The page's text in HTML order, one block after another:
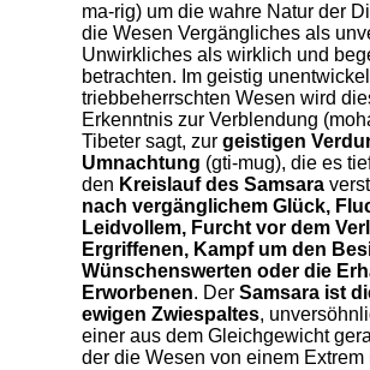
ma-rig) um die wahre Natur der
die Wesen Vergängliches als
Unwirkliches als wirklich und
betrachten. Im geistig
triebbeherrschten Wesen wird
Erkenntnis zur Verblendung
Tibeter sagt, zur geistigen
Umnachtung (gti-mug), die es
den Kreislauf des Samsara
nach vergänglichem Glück,
Leidvollem, Furcht vor dem
Ergriffenen, Kampf um den
Wünschenswerten oder die
Erworbenen. Der Samsara ist
ewigen Zwiespaltes,
einer aus dem Gleichgewicht
der die Wesen von einem